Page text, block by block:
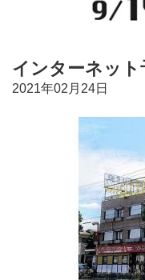
インターネット
2021年02月24日